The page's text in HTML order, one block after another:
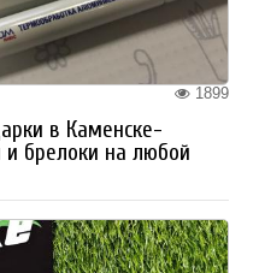
1899
в Каменске-
брелоки на любой